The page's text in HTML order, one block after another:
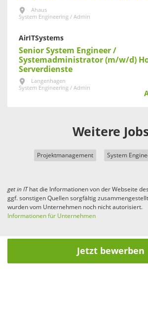
Ahaus
System Engineering / Admin
AirITSystems
Senior System Engineer /
Systemadministrator (m/w/d)
Serverdienste
Langenhagen
System Engineering / Admin
Weitere
Projektmanagement System
get in IThat die Informationen von der Webseite
ggf. sonstigen Quellen sorgfältig
wurden vom Unternehmen noch nicht autorisiert.
Informationen für Unternehmen
Jetzt bewerben